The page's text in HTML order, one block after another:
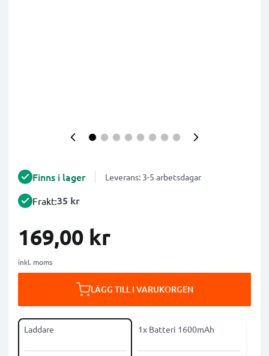
Finns i lager Leverans: 3-5 arbetsdagar
Frakt:35 kr
169,00 kr
inkl. moms
LÄGG TILL I VARUKORGEN
Laddare 1x Batteri 1600mAh